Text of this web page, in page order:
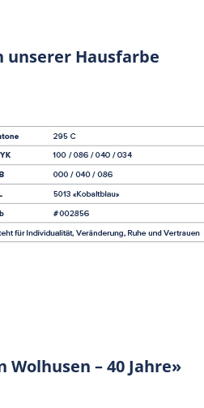
unserer Hausfarbe
Wolhusen – 40 Jahre»